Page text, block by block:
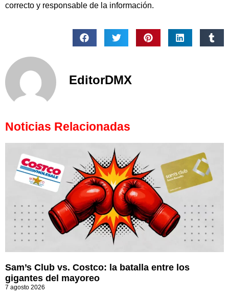
correcto y responsable de la información.
EditorDMX
Noticias Relacionadas
Sam’s Club vs. Costco: la batalla entre los
gigantes del mayoreo
7 agosto 2026